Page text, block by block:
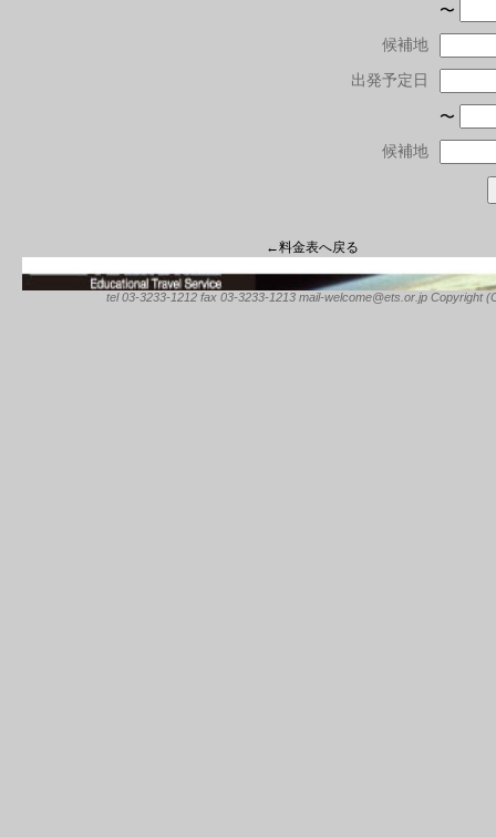
〜
候補地
出発予定日
〜
候補地
←料金表へ戻る
tel 03-3233-1212 fax 03-3233-1213 mail-welcome@ets.or.jp Copyright